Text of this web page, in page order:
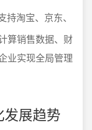
淘宝、京东、
算销售数据、财
业实现全局管理
展趋势